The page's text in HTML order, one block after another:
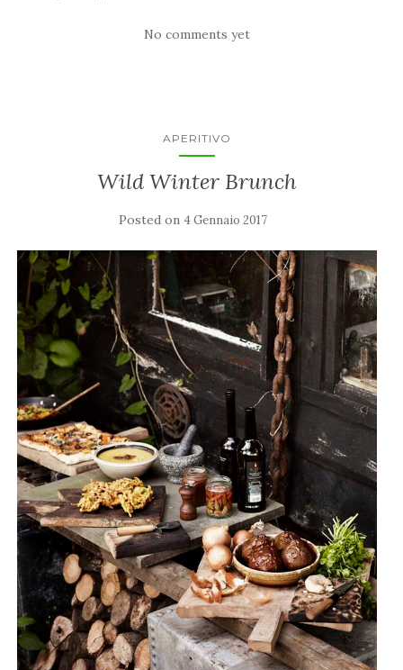
No comments yet
APERITIVO
Wild Winter Brunch
Posted on 4 Gennaio 2017